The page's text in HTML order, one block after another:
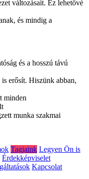
változásait. Ez lehetővé
és mindig a
és a hosszú távú
erősít. Hiszünk abban,
minden
munka szakmai
Tagjaink Legyen Ön is
Érdekképviselet
Kapcsolat